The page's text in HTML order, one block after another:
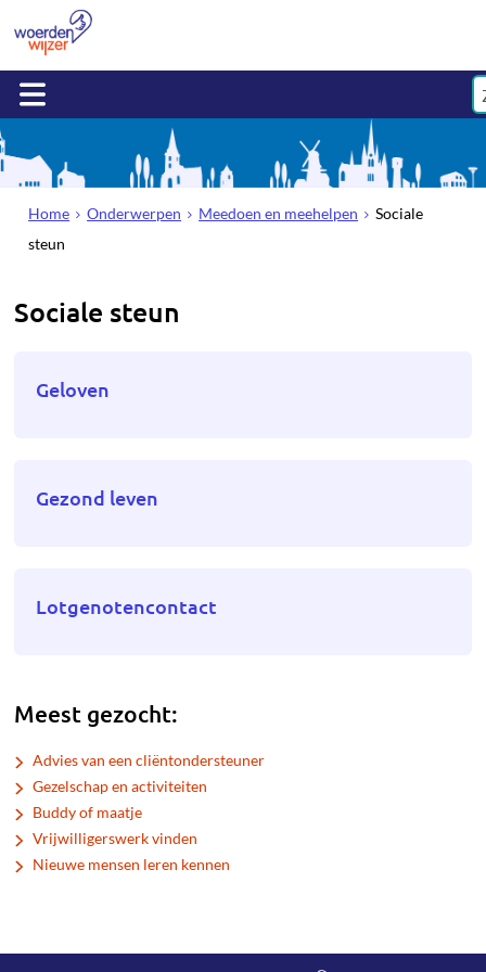
Home Onderwerpen Meedoen en meehelpen
Sociale
steun
Sociale steun
Geloven
Gezond leven
Lotgenotencontact
Meest gezocht:
Advies van een cliëntondersteuner
Gezelschap en activiteiten
Buddy of maatje
Vrijwilligerswerk vinden
Nieuwe mensen leren kennen